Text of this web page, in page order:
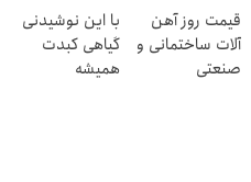
4 قسط
قیمت روز آهن
آلات ساختمانی و
صنعتی
با این نوشیدنی
گیاهی کبدت
همیشه